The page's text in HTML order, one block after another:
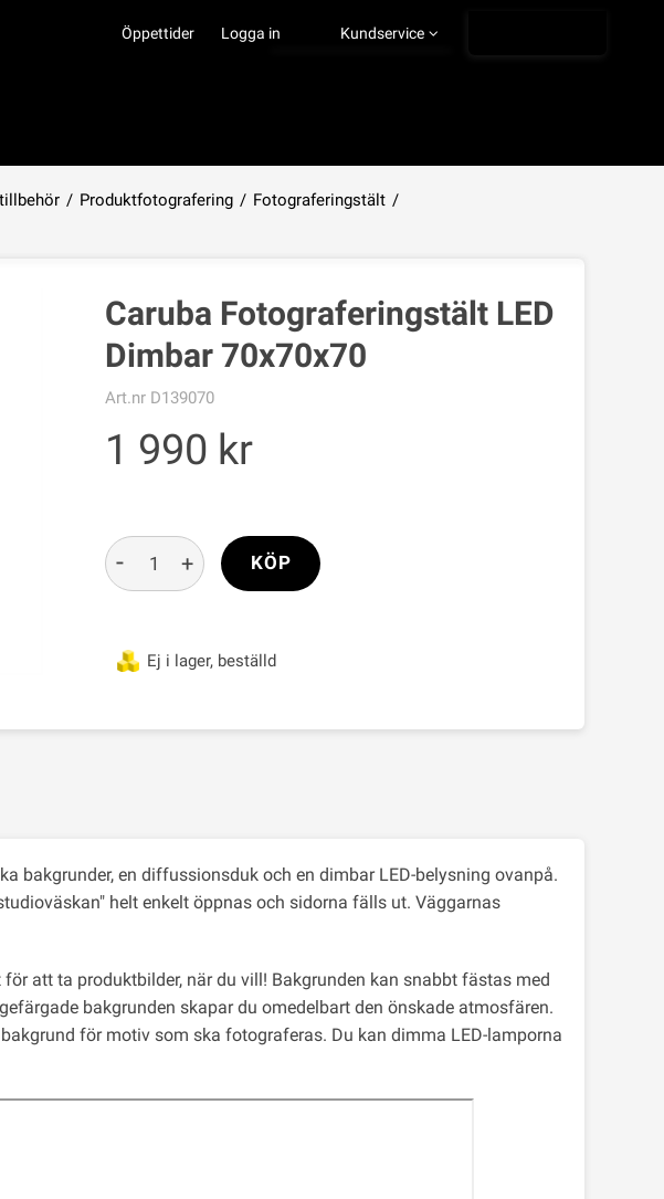
Öppettider Kundservice
Ångra köp
Logga in
/ Produktfotografering / Fotograferingstält /
Caruba Fotograferingstält LED
Dimbar 70x70x70
Art.nr D139070
1 990
Ej i lager, beställd
- + KÖP
bakgrunder, en diffussionsduk och en dimbar LED-belysning ovanpå.
helt enkelt öppnas och sidorna fälls ut. Väggarnas
att ta produktbilder, när du vill! Bakgrunden kan snabbt fästas med
bakgrunden skapar du omedelbart den önskade atmosfären.
för motiv som ska fotograferas. Du kan dimma LED-lamporna